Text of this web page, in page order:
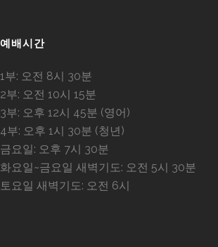
예배시간
1부: 오전 8시 30분
2부: 오전 10시 15분
3부: 오후 12시 45분 (영어)
4부: 오후 1시 30분 (청년)
금요일: 오후 7시 30분
화요일~금요일 새벽기도: 오전 5시 30분
토요일 새벽기도: 오전 6시